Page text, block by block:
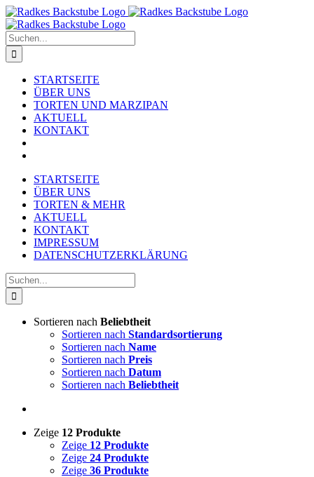
Zum
Inhalt
springen
Suche
nach:
STARTSEITE
ÜBER UNS
TORTEN UND MARZIPAN
AKTUELL
KONTAKT
STARTSEITE
ÜBER UNS
TORTEN & MEHR
AKTUELL
KONTAKT
IMPRESSUM
DATENSCHUTZERKLÄRUNG
Suche
nach:
Sortieren nach Beliebtheit
Sortieren nach Standardsortierung
Sortieren nach Name
Sortieren nach Preis
Sortieren nach Datum
Sortieren nach Beliebtheit
Zeige 12 Produkte
Zeige 12 Produkte
Zeige 24 Produkte
Zeige 36 Produkte